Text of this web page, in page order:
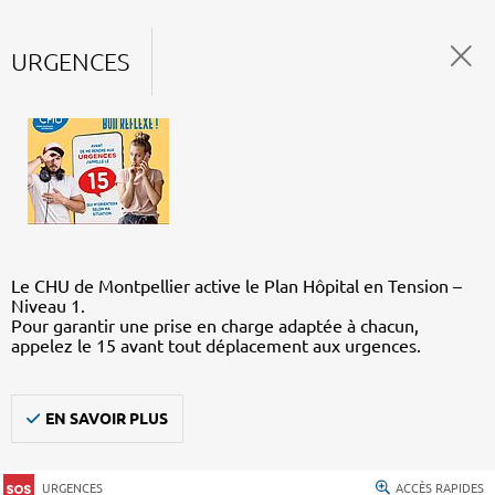
URGENCES
Le CHU de Montpellier active le Plan Hôpital en Tension –
Niveau 1.
Pour garantir une prise en charge adaptée à chacun,
appelez le 15 avant tout déplacement aux urgences.
EN SAVOIR PLUS
URGENCES ACCÈS RAPIDES